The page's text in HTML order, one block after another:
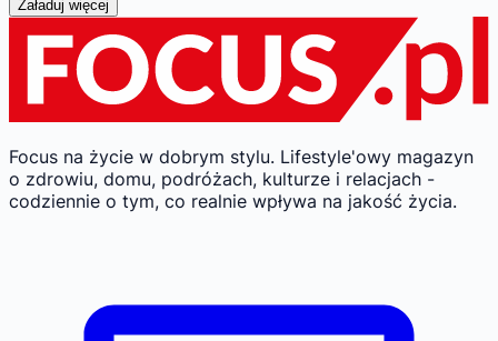
Załaduj więcej
Focus na życie w dobrym stylu. Lifestyle'owy magazyn
o zdrowiu, domu, podróżach, kulturze i relacjach -
codziennie o tym, co realnie wpływa na jakość życia.